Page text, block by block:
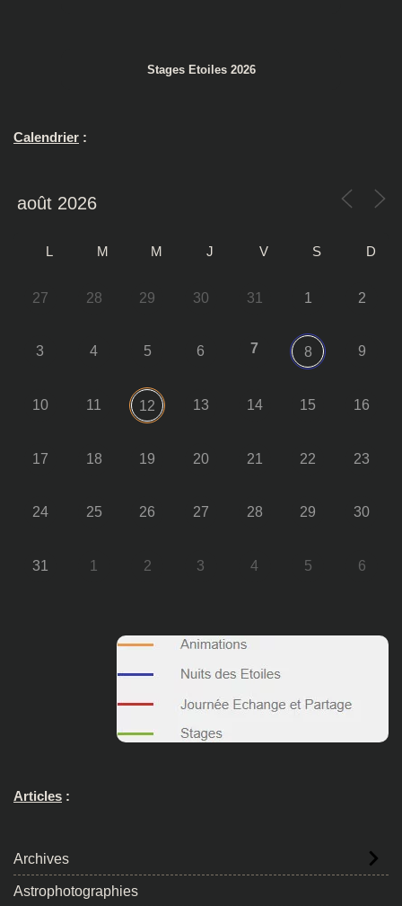
Stages Etoiles 2026
Calendrier :
L M M J V S D
27 28 29 30 31 1 2
3 4 5 6 7 8 9
10 11 12 13 14 15 16
17 18 19 20 21 22 23
24 25 26 27 28 29 30
31 1 2 3 4 5 6
Articles :
Archives
Astrophotographies